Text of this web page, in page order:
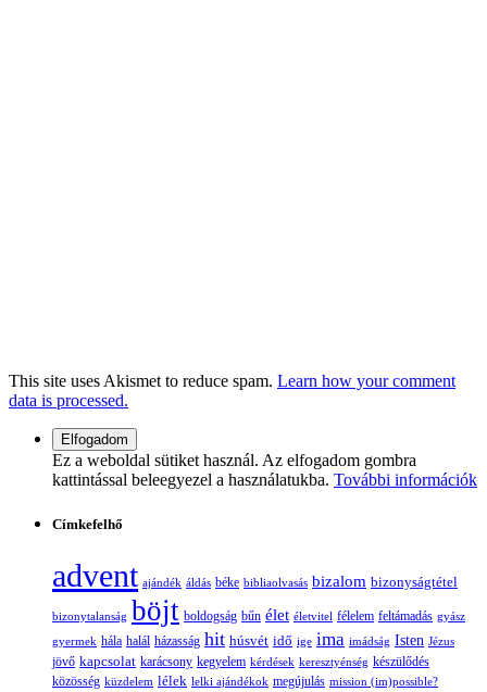
This site uses Akismet to reduce spam. Learn how your comment
data is processed.
Ez a weboldal sütiket használ. Az elfogadom gombra
kattintással beleegyezel a használatukba. További információk
Címkefelhő
advent ajándék áldás béke bibliaolvasás bizalom bizonyságtétel
bizonytalanság böjt boldogság bűn élet életvitel félelem feltámadás gyász
gyermek hála halál házasság hit húsvét idő ige ima imádság Isten Jézus
jövő kapcsolat karácsony kegyelem kérdések keresztyénség készülődés
közösség küzdelem lélek lelki ajándékok megújulás mission (im)possible?